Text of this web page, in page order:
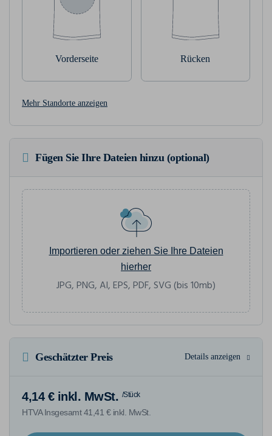
Vorderseite Rücken
Mehr Standorte anzeigen
Fügen Sie Ihre Dateien hinzu (optional)
Importieren oder ziehen Sie Ihre Dateien
hierher
JPG, PNG, AI, EPS, PDF, SVG (bis 10mb)
Geschätzter Preis Details anzeigen
4,14 € inkl. MwSt. /Stück
HTVA Insgesamt 41,41 € inkl. MwSt.